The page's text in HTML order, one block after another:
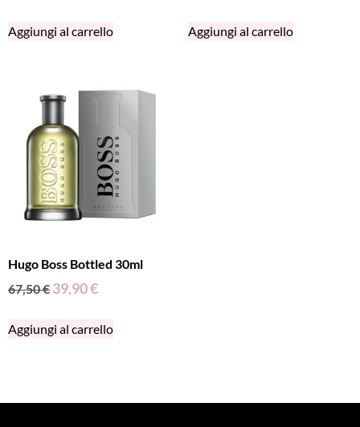
Aggiungi al carrello Aggiungi al carrello
Hugo Boss Bottled 30ml
67,50€ 39,90€
Aggiungi al carrello